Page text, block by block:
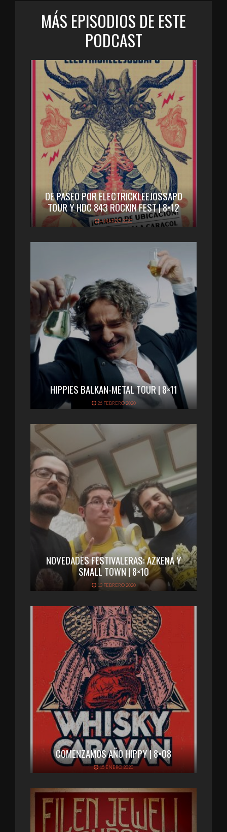
MÁS EPISODIOS DE ESTE
PODCAST
DE PASEO POR ELECTRICKLEEJOSSAPO
TOUR Y HDC 843 ROCKIN FEST | 8×12
4 MARZO 2020
HIPPIES BALKAN-METAL TOUR | 8×11
26 FEBRERO 2020
NOVEDADES FESTIVALERAS: AZKENA Y
SMALL TOWN | 8×10
13 FEBRERO 2020
COMENZAMOS AÑO HIPPY | 8×08
15 ENERO 2020